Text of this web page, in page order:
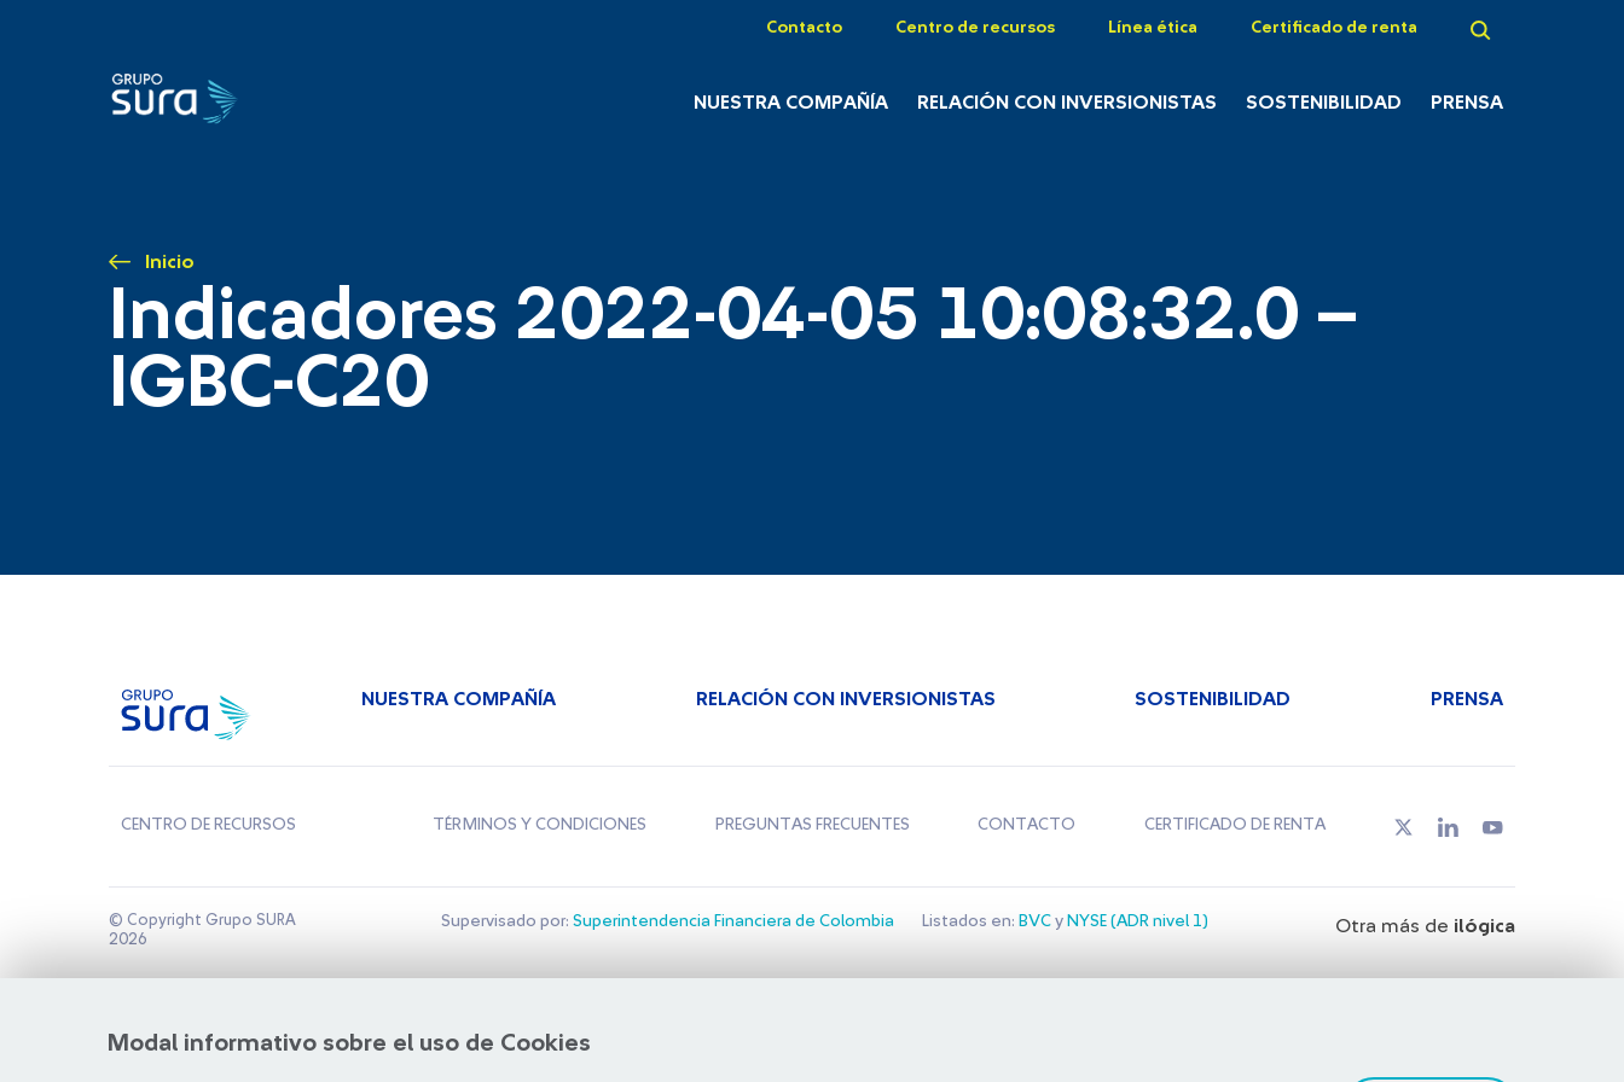
Contacto Centro de recursos Línea ética Certificado de renta
NUESTRA COMPAÑÍA RELACIÓN CON INVERSIONISTAS SOSTENIBILIDAD PRENSA
Inicio
Indicadores 2022-04-05 10:08:32.0 –
IGBC-C20
Modal informativo sobre el uso de Cookies
NUESTRA COMPAÑÍA RELACIÓN CON INVERSIONISTAS SOSTENIBILIDAD PRENSA
CENTRO DE RECURSOS TÉRMINOS Y CONDICIONES PREGUNTAS FRECUENTES CONTACTO CERTIFICADO DE RENTA
© Copyright Grupo SURA
2026
Supervisado por: Superintendencia Financiera de Colombia Listados en: BVCy NYSE (ADR nivel 1) Otra más de ilógica